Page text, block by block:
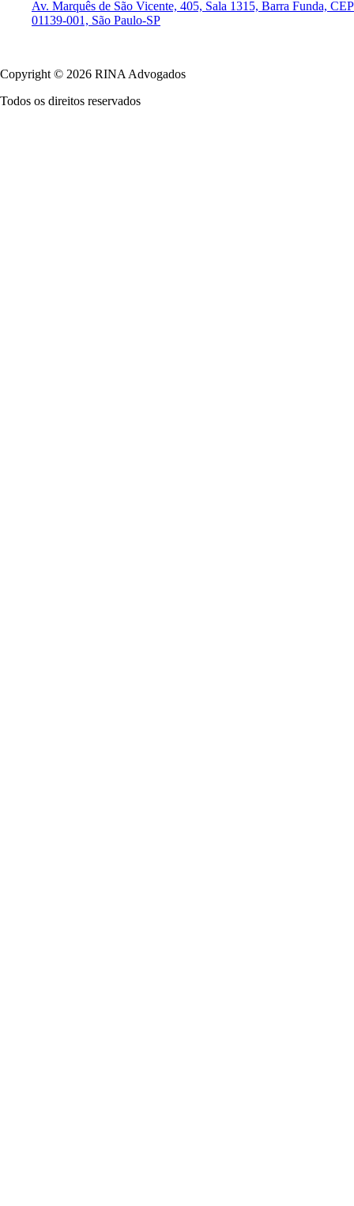
Av. Marquês de São Vicente, 405, Sala 1315, Barra Funda, CEP
01139-001, São Paulo-SP
Copyright © 2026 RINA Advogados
Todos os direitos reservados